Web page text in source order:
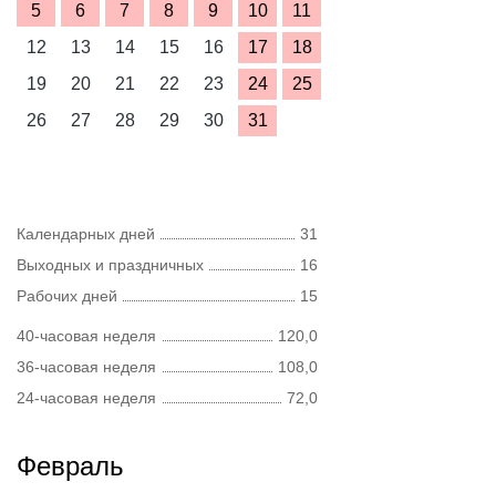
5
6 7 8 9 10
11
12
13 14 15 16 17
18
19
20 21 22 23 24
25
26
27 28 29 30 31
Календарных дней
31
Выходных и праздничных
16
Рабочих дней
15
40-часовая неделя
120,0
36-часовая неделя
108,0
24-часовая неделя
72,0
Февраль